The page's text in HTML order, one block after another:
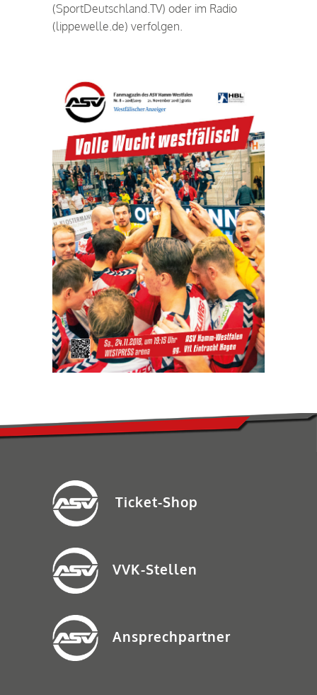
(SportDeutschland.TV) oder im Radio
(lippewelle.de) verfolgen.
Ticket-Shop
VVK-Stellen
Ansprechpartner